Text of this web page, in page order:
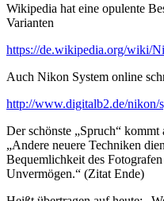
Wikipedia hat eine opulente
Varianten
https://de.wikipedia.org/wiki/
Auch Nikon System online
http://www.digitalb2.de/nikon/
Der schönste „Spruch“
„Andere neuere Techniken
Bequemlichkeit des
Unvermögen.“ (Zitat Ende)